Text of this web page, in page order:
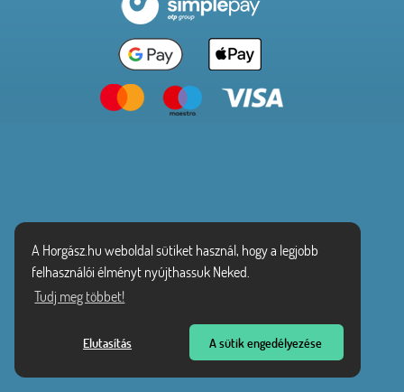
A Horgász.hu weboldal sütiket használ, hogy a legjobb
felhasználói élményt nyújthassuk Neked.
Tudj meg többet!
Elutasítás A sütik engedélyezése